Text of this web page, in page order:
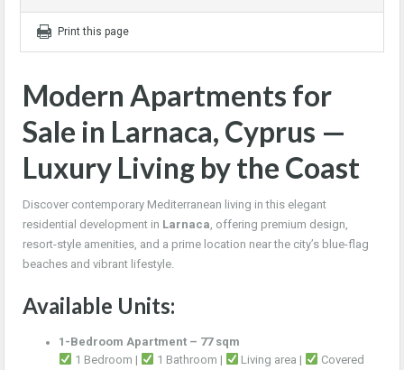
Print this page
Modern Apartments for
Sale in Larnaca, Cyprus —
Luxury Living by the Coast
Discover contemporary Mediterranean living in this elegant
residential development in Larnaca, offering premium design,
resort-style amenities, and a prime location near the city’s blue-flag
beaches and vibrant lifestyle.
Available Units:
1-Bedroom Apartment – 77 sqm
1 Bedroom |
1 Bathroom | Living area |
Covered